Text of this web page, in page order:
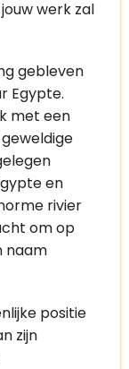
werk zal
gebleven
Egypte.
met een
en
rivier
om op
naam
positie
zijn